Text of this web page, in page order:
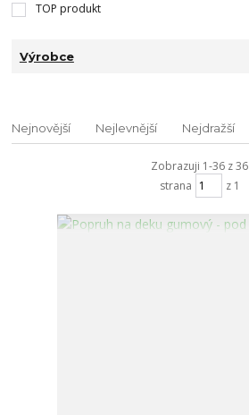
TOP produkt
Výrobce
Nejnovější Nejlevnější Nejdražší
Zobrazuji 1-36 z 36
strana
z 1